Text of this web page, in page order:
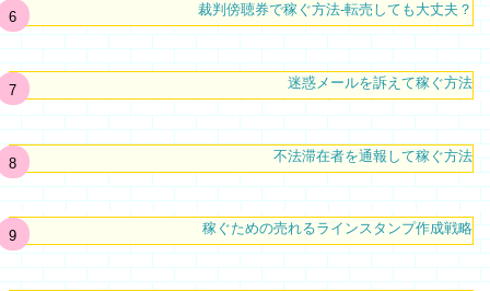
裁判傍聴券で稼ぐ方法-転売しても大丈夫？
迷惑メールを訴えて稼ぐ方法
不法滞在者を通報して稼ぐ方法
稼ぐための売れるラインスタンプ作成戦略